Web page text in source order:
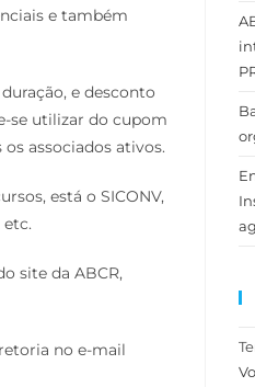
e também
e desconto
se utilizar do cupom
associados ativos.
está o SICONV,
site da ABCR,
no e-mail